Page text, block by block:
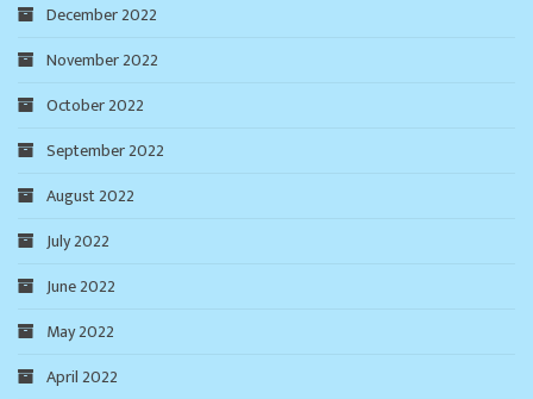
December 2022
November 2022
October 2022
September 2022
August 2022
July 2022
June 2022
May 2022
April 2022